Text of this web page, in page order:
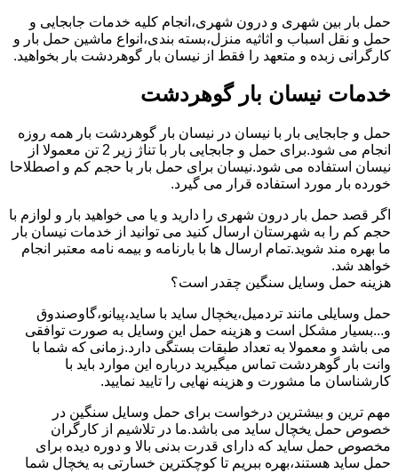
حمل بار بین شهری و درون شهری،انجام کلیه خدمات جابجایی و
حمل و نقل اسباب و اثاثیه منزل،بسته بندی،انواع ماشین حمل بار و
کارگرانی زبده و متعهد را فقط از نیسان بار گوهردشت بار بخواهید.
خدمات نیسان بار گوهردشت
حمل و جابجایی بار با نیسان در نیسان بار گوهردشت بار همه روزه
انجام می شود.برای حمل و جابجایی بار با تناژ زیر 2 تن معمولا از
نیسان استفاده می شود.نیسان برای حمل بار با حجم کم و اصطلاحا
خورده بار مورد استفاده قرار می گیرد.
اگر قصد حمل بار درون شهری را دارید و یا می خواهید بار و لوازم با
حجم کم را به شهرستان ارسال کنید می توانید از خدمات نیسان بار
ما بهره مند شوید.تمام ارسال ها با بارنامه و بیمه نامه معتبر انجام
خواهد شد.
هزینه حمل وسایل سنگین چقدر است؟
حمل وسایلی مانند تردمیل،یخچال ساید با ساید،پیانو،گاوصندوق
و...بسیار مشکل است و هزینه حمل این وسایل به صورت توافقی
می باشد و معمولا به تعداد طبقات بستگی دارد.زمانی که شما با
وانت بار گوهردشت تماس میگیرید درباره این موارد باید با
کارشناسان ما مشورت و هزینه نهایی را تایید نمایید.
مهم ترین و بیشترین درخواست برای حمل وسایل سنگین در
خصوص حمل یخچال ساید می باشد.ما در تلاشیم از کارگران
مخصوص حمل ساید که دارای قدرت بدنی بالا و دوره دیده برای
حمل ساید هستند،بهره ببریم تا کوچکترین خسارتی به یخچال شما